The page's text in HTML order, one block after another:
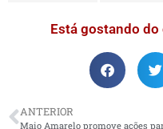
Está gostando
ANTERIOR